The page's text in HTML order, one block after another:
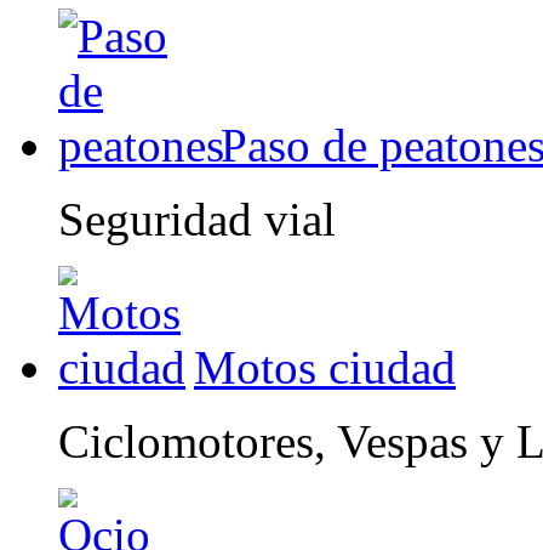
Paso de
Seguridad vial
Motos ciudad
Ciclomotores, Vespas y